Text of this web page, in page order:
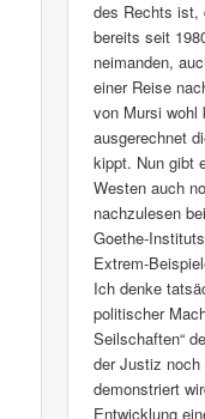
des Rechts ist,
bereits seit
neimanden,
einer Reise
von Mursi wohl
ausgerechnet
kippt. Nun gibt
Westen auch
nachzulesen
Goethe-
Extrem-
Ich denke
politischer
Seilschaften“
der Justiz
demonstriert
Entwicklung